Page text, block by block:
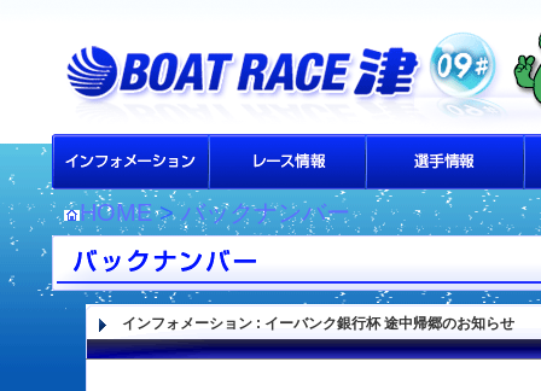
HOME>バックナンバー
インフォメーション : イーバンク銀行杯 途中帰郷のお知らせ